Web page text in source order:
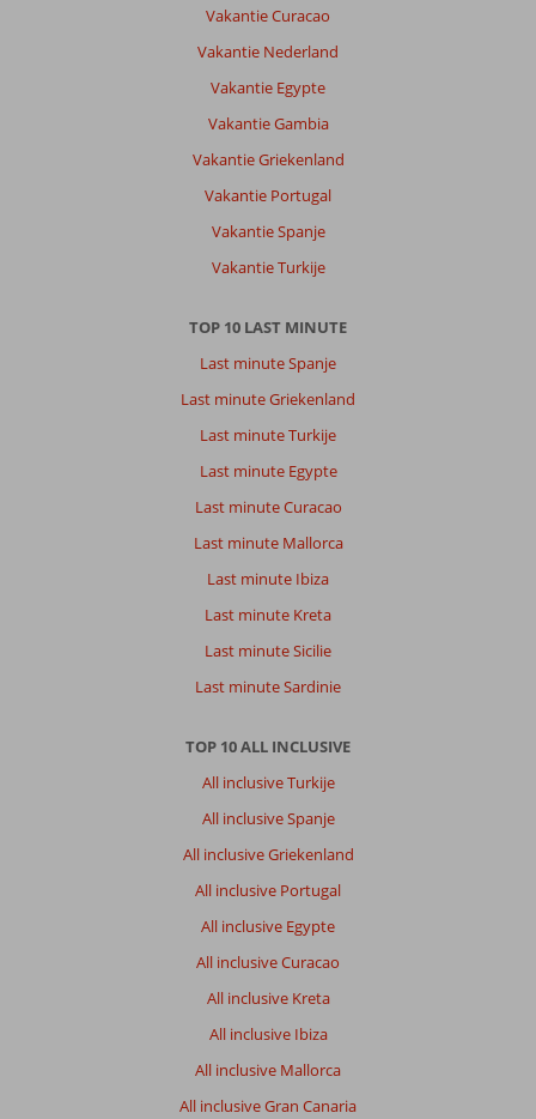
Vakantie Curacao
Vakantie Nederland
Vakantie Egypte
Vakantie Gambia
Vakantie Griekenland
Vakantie Portugal
Vakantie Spanje
Vakantie Turkije
TOP 10 LAST MINUTE
Last minute Spanje
Last minute Griekenland
Last minute Turkije
Last minute Egypte
Last minute Curacao
Last minute Mallorca
Last minute Ibiza
Last minute Kreta
Last minute Sicilie
Last minute Sardinie
TOP 10 ALL INCLUSIVE
All inclusive Turkije
All inclusive Spanje
All inclusive Griekenland
All inclusive Portugal
All inclusive Egypte
All inclusive Curacao
All inclusive Kreta
All inclusive Ibiza
All inclusive Mallorca
All inclusive Gran Canaria